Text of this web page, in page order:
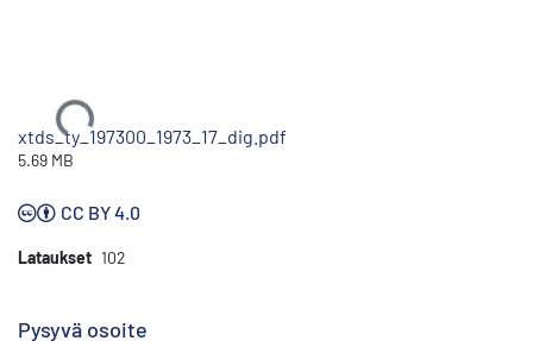
Ladataan...
xtds_ty_197300_1973_17_dig.pdf
5.69 MB
CC BY 4.0
Lataukset 102
Pysyvä osoite